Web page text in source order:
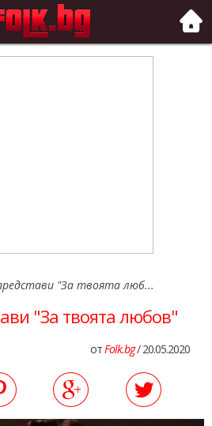
"За твоята люб...
"За твоята любов"
отFolk.bg/ 20.05.2020